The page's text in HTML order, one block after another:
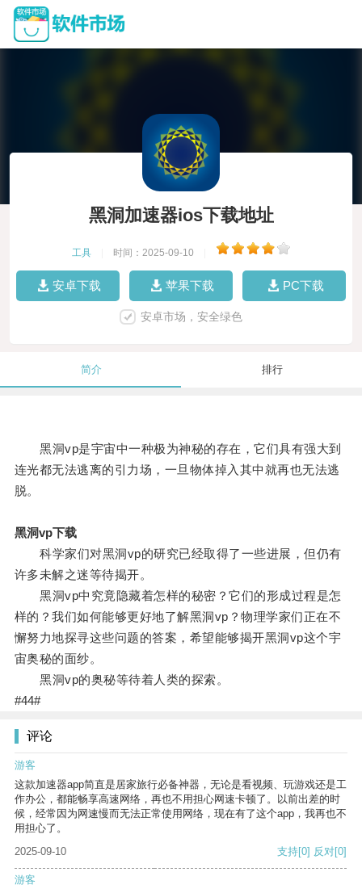
黑洞加速器ios下载地址
工具 时间：2025-09-10
安卓下载 苹果下载 PC下载
安卓市场，安全绿色
简介 排行
黑洞vp是宇宙中一种极为神秘的存在，它们具有强大到
连光都无法逃离的引力场，一旦物体掉入其中就再也无法逃
脱。
黑洞vp下载
科学家们对黑洞vp的研究已经取得了一些进展，但仍有
许多未解之迷等待揭开。
黑洞vp中究竟隐藏着怎样的秘密？它们的形成过程是怎
样的？我们如何能够更好地了解黑洞vp？物理学家们正在不
懈努力地探寻这些问题的答案，希望能够揭开黑洞vp这个宇
宙奥秘的面纱。
黑洞vp的奥秘等待着人类的探索。
#44#
评论
游客
这款加速器app简直是居家旅行必备神器，无论是看视频、玩游戏还是工
作办公，都能畅享高速网络，再也不用担心网速卡顿了。以前出差的时
候，经常因为网速慢而无法正常使用网络，现在有了这个app，我再也不
用担心了。
2025-09-10
支持[0] 反对[0]
游客